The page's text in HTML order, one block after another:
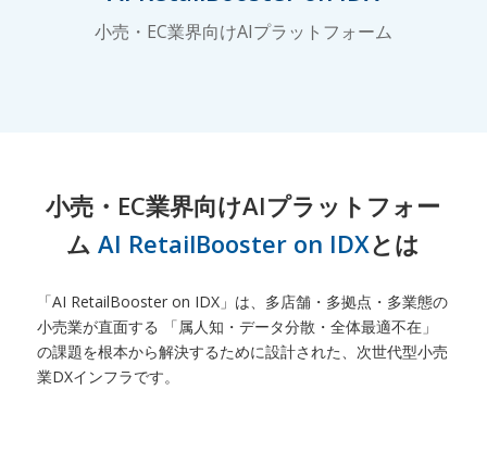
小売・EC業界向けAIプラットフォーム
小売・EC業界向けAIプラットフォー
ムAI RetailBooster on IDXとは
「AI RetailBooster on IDX」は、多店舗・多拠点・多業態の
小売業が直面する 「属人知・データ分散・全体最適不在」
の課題を根本から解決するために設計された、次世代型小売
業DXインフラです。